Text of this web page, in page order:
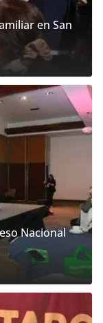
en San
Nacional